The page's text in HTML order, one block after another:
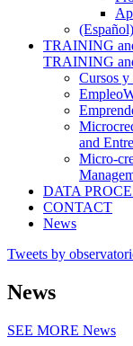
TRAINING
TRAINING
Cursos y
and
Micro-
DATA
CONTACT
News
Tweets by
News
SEE MORE News